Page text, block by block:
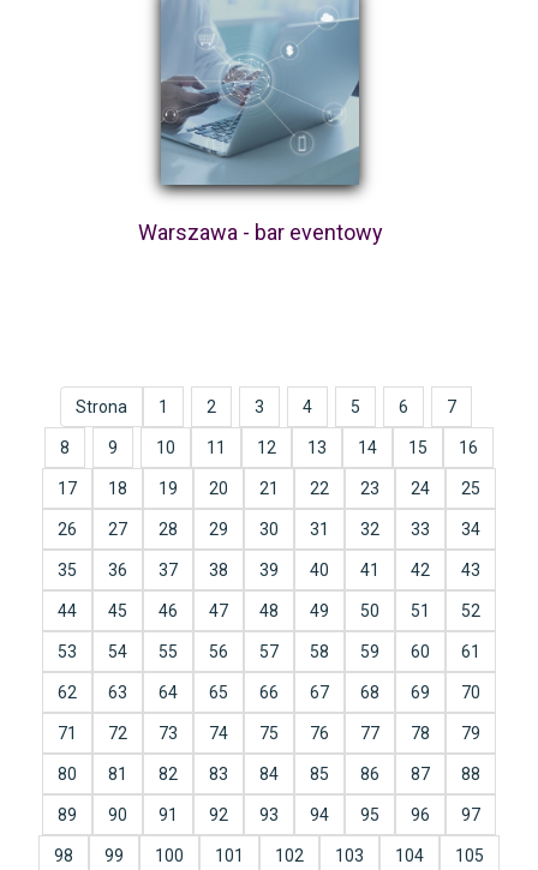
Warszawa - bar eventowy
Strona 1 2 3 4 5 6 7
8 9 10 11 12 13 14 15 16
17 18 19 20 21 22 23 24 25
26 27 28 29 30 31 32 33 34
35 36 37 38 39 40 41 42 43
44 45 46 47 48 49 50 51 52
53 54 55 56 57 58 59 60 61
62 63 64 65 66 67 68 69 70
71 72 73 74 75 76 77 78 79
80 81 82 83 84 85 86 87 88
89 90 91 92 93 94 95 96 97
98 99 100 101 102 103 104 105